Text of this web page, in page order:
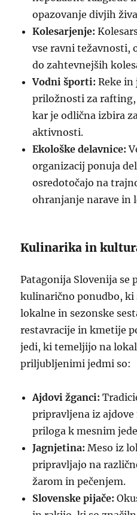
opazovanje divjih
Kolesarjenje:
vse ravni težavnosti,
do zahtevnejših
Vodni športi: Reke in
priložnosti za
kar je odlična izbira
aktivnosti.
Ekološke delavnice:
organizacij ponuja
osredotočajo na
ohranjanje narave in
Kulinarika in
Patagonija Slovenija se
kulinarično ponudbo, ki
lokalne in sezonske
restavracije in kmetije
jedi, ki temeljijo na
priljubljenimi jedmi so:
Ajdovi žganci:
pripravljena iz
priloga k mesnim
Jagnjetina: Meso iz
pripravljajo na
žarom in pečenjem.
Slovenske pijače: